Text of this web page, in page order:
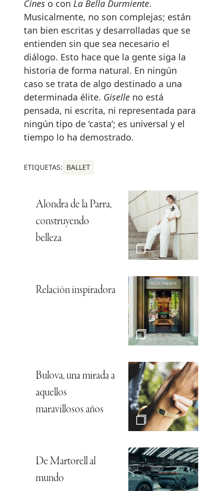
Cines o con La Bella Durmiente.
Musicalmente, no son complejas; están
tan bien escritas y desarrolladas que se
entienden sin que sea necesario el
diálogo. Esto hace que la gente siga la
historia de forma natural. En ningún
caso se trata de algo destinado a una
determinada élite. Giselle no está
pensada, ni escrita, ni representada para
ningún tipo de ‘casta’; es universal y el
tiempo lo ha demostrado.
ETIQUETAS: BALLET
Alondra de la Parra,
construyendo
belleza
Relación inspiradora
Bulova, una mirada a
aquellos
maravillosos años
De Martorell al
mundo